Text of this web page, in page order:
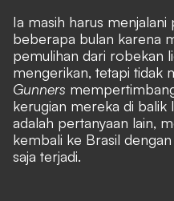
Ia masih harus menjalani
beberapa bulan karena
pemulihan dari robekan
mengerikan, tetapi tidak
Gunners
kerugian mereka di balik
adalah pertanyaan lain,
kembali ke Brasil
saja terjadi.